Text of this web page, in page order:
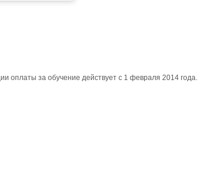
оплаты за обучение действует с 1 февраля 2014 года.